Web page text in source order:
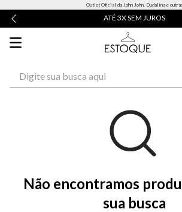
Outlet Oficial da John John, Dudalina e outras
ATÉ 3X SEM JUROS
Não encontramos
sua busca